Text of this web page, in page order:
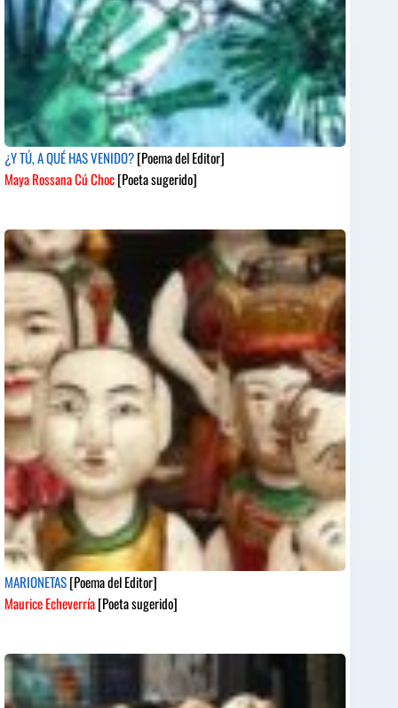
¿Y TÚ, A QUÉ HAS VENIDO?[Poema del Editor]
Maya Rossana Cú Choc[Poeta sugerido]
MARIONETAS[Poema del Editor]
Maurice Echeverría[Poeta sugerido]